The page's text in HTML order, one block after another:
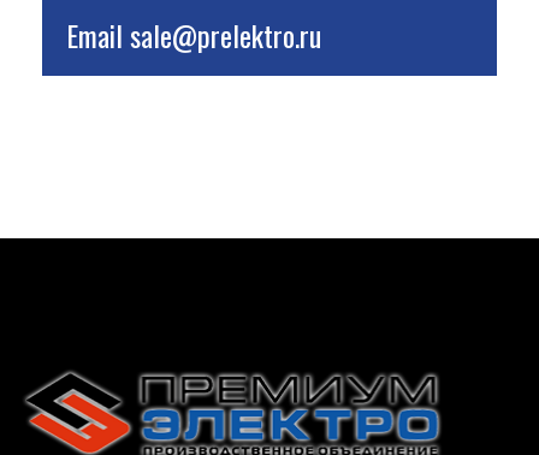
Emailsale@prelektro.ru